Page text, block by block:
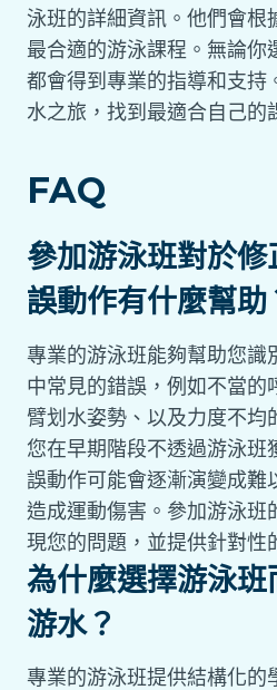
泳班的詳細資訊。他們會根
最合適的游泳課程。無論你
都會得到專業的指導和支持
水之旅，找到最適合自己的
FAQ
參加游泳班對於
誤動作有什麼幫助
專業的游泳班能夠幫助您識
中常見的錯誤，例如不當的
臂划水姿勢、以及力度不均
您在早期階段不透過游泳班
誤動作可能會逐漸演變成難
造成運動傷害。參加游泳班
現您的問題，並提供針對性
為什麼選擇游泳
游水？
專業的游泳班提供結構化的